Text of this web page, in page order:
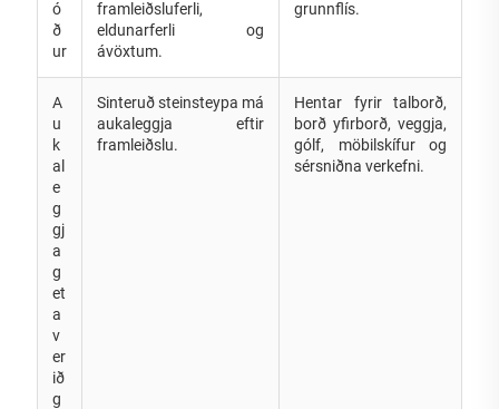
ó
ð
ur
framleiðsluferli,
eldunarferli og
ávöxtum.
grunnflís.
A
u
k
al
e
g
gj
a
g
et
a
v
er
ið
g
Sinteruð steinsteypa má
aukaleggja eftir
framleiðslu.
Hentar fyrir talborð,
borð yfirborð, veggja,
gólf, möbilskífur og
sérsniðna verkefni.